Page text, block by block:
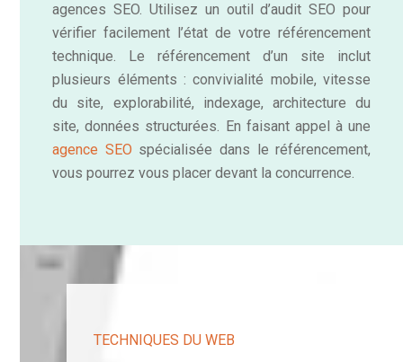
agences SEO. Utilisez un outil d’audit SEO pour
vérifier facilement l’état de votre référencement
technique. Le référencement d’un site inclut
plusieurs éléments : convivialité mobile, vitesse
du site, explorabilité, indexage, architecture du
site, données structurées. En faisant appel à une
agence SEO spécialisée dans le référencement,
vous pourrez vous placer devant la concurrence.
TECHNIQUES DU WEB